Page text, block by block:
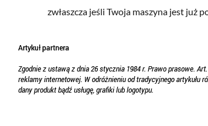
zwłaszcza jeśli Twoja maszyna jest już